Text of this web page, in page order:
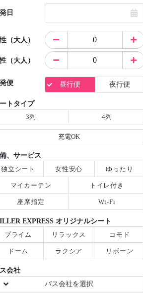
日
（大人）
（大人）
便 昼行便 夜行便
トタイプ
3列
4列
充電OK
、サービス
独立シート
女性安心 ゆったり
マイカーテン トイレ付き
座席指定 Wi-Fi
EXPRESS オリジナルシート
プライム
リラックス コモド
ドーム ラクシア リボーン
会社
バス会社を選択